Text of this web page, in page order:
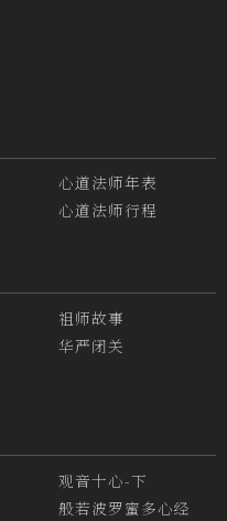
心道法师年表
心道法师行程
祖师故事
华严闭关
观音十心-下
般若波罗蜜多心经